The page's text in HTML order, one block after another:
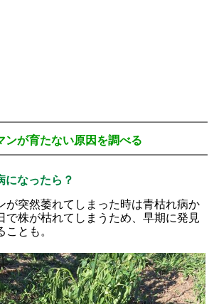
ンが育たない原因を調べる
になったら？
が突然萎れてしまった時は青枯れ病か
で株が枯れてしまうため、早期に発見
ことも。